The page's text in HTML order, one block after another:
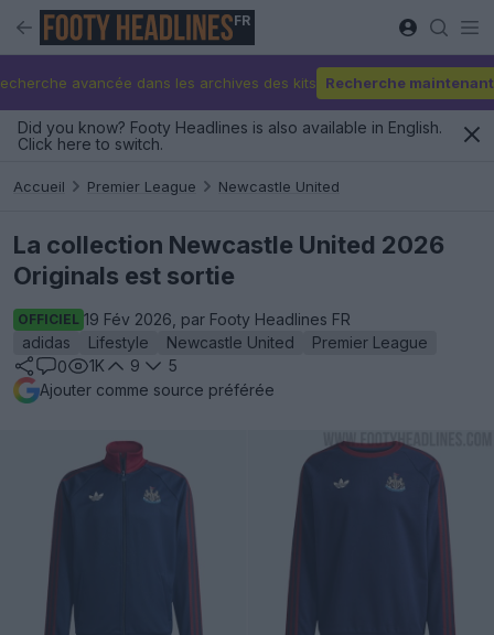
FR
avancée dans les archives des kits Recherche maintenant
Did you know? Footy Headlines is also available in English.
Click here to switch.
Accueil Premier League Newcastle United
La collection Newcastle United 2026
Originals est sortie
OFFICIEL 19 Fév 2026, par Footy Headlines FR
adidas
Lifestyle Newcastle United
Premier League
0
1K 9
5
Ajouter comme source préférée